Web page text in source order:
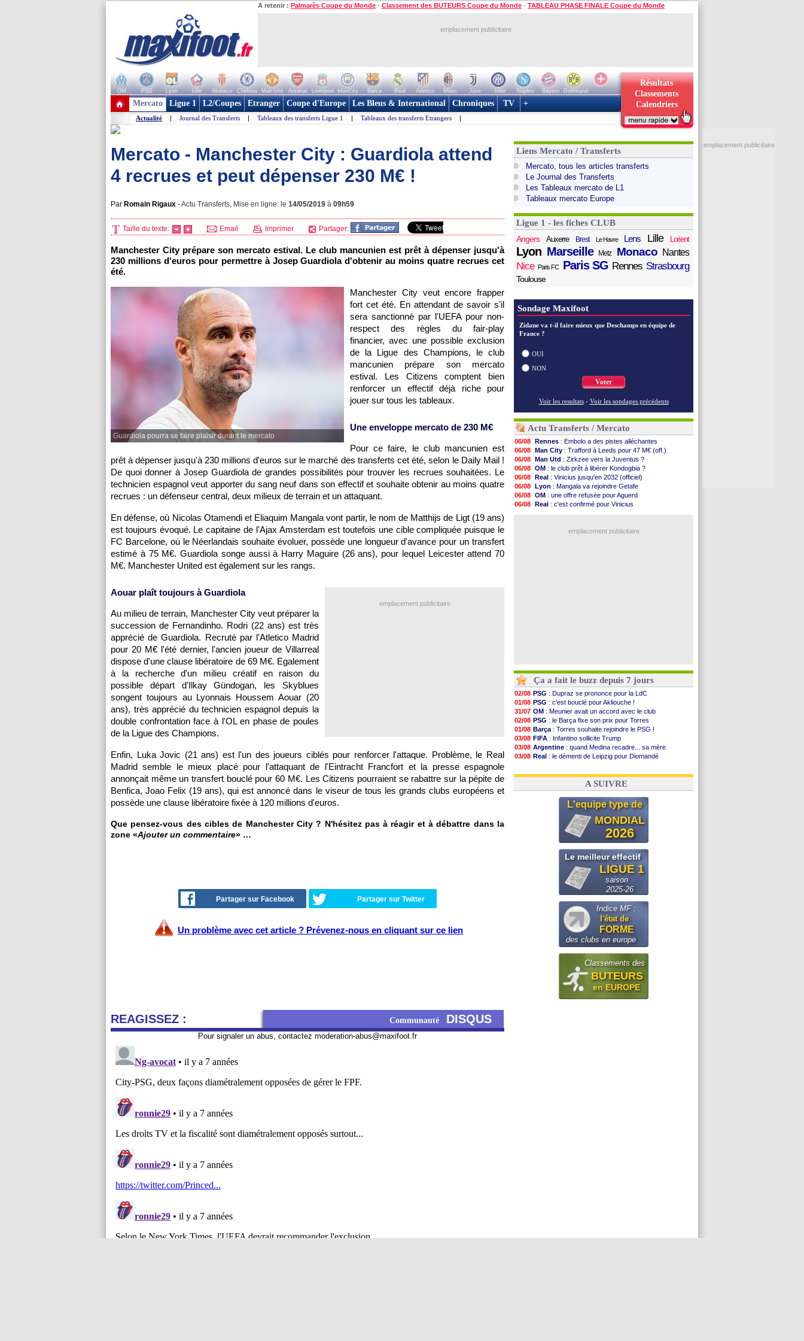
A retenir : Palmarès Coupe du Monde - Classement des BUTEURS Coupe du Monde - TABLEAU PHASE FINALE Coupe du Monde
emplacement publicitaire
OM PSG Lyon Lille Monaco Chelsea Man Utd Arsenal Liverpool ManCity Barca Real Atletico Milan Juve Inter Naples Bayern
Dortmund
+ de clubs
Résultats
Classements
Calendriers
Mercato Ligue 1 L2/Coupes Etranger Coupe d'Europe Les Bleus & International Chroniques TV +
Actualité | Journal des Transferts | Tableaux des transferts Ligue 1 | Tableaux des transferts Etrangers |
Mercato - Manchester City : Guardiola attend
4 recrues et peut dépenser 230 M€ !
Par Romain Rigaux -Actu Transferts, Mise en ligne: le 14/05/2019 à 09h59
Taille du texte: Email Imprimer Partager:
Manchester City prépare son mercato estival. Le club mancunien est prêt à dépenser jusqu'à
230 millions d'euros pour permettre à Josep Guardiola d'obtenir au moins quatre recrues cet
été.
Guardiola pourra se faire plaisir durant le mercato
Manchester City veut encore frapper
fort cet été. En attendant de savoir s'il
sera sanctionné par l'UEFA pour non-
respect des règles du fair-play
financier, avec une possible exclusion
de la Ligue des Champions, le club
mancunien prépare son mercato
estival. Les Citizens comptent bien
renforcer un effectif déjà riche pour
jouer sur tous les tableaux.
Une enveloppe mercato de 230 M€
Pour ce faire, le club mancunien est
prêt à dépenser jusqu'à 230 millions d'euros sur le marché des transferts cet été, selon le Daily Mail !
De quoi donner à Josep Guardiola de grandes possibilités pour trouver les recrues souhaitées. Le
technicien espagnol veut apporter du sang neuf dans son effectif et souhaite obtenir au moins quatre
recrues : un défenseur central, deux milieux de terrain et un attaquant.
En défense, où Nicolas Otamendi et Eliaquim Mangala vont partir, le nom de Matthijs de Ligt (19 ans)
est toujours évoqué. Le capitaine de l'Ajax Amsterdam est toutefois une cible compliquée puisque le
FC Barcelone, où le Néerlandais souhaite évoluer, possède une longueur d'avance pour un transfert
estimé à 75 M€. Guardiola songe aussi à Harry Maguire (26 ans), pour lequel Leicester attend 70
M€. Manchester United est également sur les rangs.
emplacement publicitaire
Aouar plaît toujours à Guardiola
Au milieu de terrain, Manchester City veut préparer la
succession de Fernandinho. Rodri (22 ans) est très
apprécié de Guardiola. Recruté par l'Atletico Madrid
pour 20 M€ l'été dernier, l'ancien joueur de Villarreal
dispose d'une clause libératoire de 69 M€. Egalement
à la recherche d'un milieu créatif en raison du
possible départ d'Ilkay Gündogan, les Skyblues
songent toujours au Lyonnais Houssem Aouar (20
ans), très apprécié du technicien espagnol depuis la
double confrontation face à l'OL en phase de poules
de la Ligue des Champions.
Enfin, Luka Jovic (21 ans) est l'un des joueurs ciblés pour renforcer l'attaque. Problème, le Real
Madrid semble le mieux placé pour l'attaquant de l'Eintracht Francfort et la presse espagnole
annonçait même un transfert bouclé pour 60 M€. Les Citizens pourraient se rabattre sur la pépite de
Benfica, Joao Felix (19 ans), qui est annoncé dans le viseur de tous les grands clubs européens et
possède une clause libératoire fixée à 120 millions d'euros.
Que pensez-vous des cibles de Manchester City ? N'hésitez pas à réagir et à débattre dans la
zone «Ajouter un commentaire» …
Partager sur Facebook Partager sur Twitter
Un problème avec cet article ? Prévenez-nous en cliquant sur ce lien
REAGISSEZ : Communauté DISQUS
Pour signaler un abus, contactez moderation-abus@maxifoot.fr
Liens Mercato / Transferts
Mercato, tous les articles transferts
Le Journal des Transferts
Les Tableaux mercato de L1
Tableaux mercato Europe
Ligue 1 - les fiches CLUB
Angers
Auxerre Brest Le Havre Lens Lille Lorient
Lyon Marseille Metz Monaco Nantes
Nice Paris FC Paris SG Rennes Strasbourg
Toulouse
Sondage Maxifoot
Zidane va t-il faire mieux que Deschamps en équipe de
France ?
OUI
NON
Voter
Voir les resultats - Voir les sondages précédents
Actu Transferts / Mercato
06/08 Rennes : Embolo a des pistes alléchantes
06/08 Man City : Trafford à Leeds pour 47 M€ (off.)
06/08 Man Utd : Zirkzee vers la Juventus ?
06/08 OM : le club prêt à libérer Kondogbia ?
06/08 Real : Vinicius jusqu'en 2032 (officiel)
06/08 Lyon : Mangala va rejoindre Getafe
06/08 OM : une offre refusée pour Aguerd
06/08 Real : c'est confirmé pour Vinicius
: une offre pour Bulka
emplacement publicitaire
Ça a fait le buzz depuis 7 jours
02/08 PSG : Dupraz se prononce pour la LdC
01/08 PSG : c'est bouclé pour Akliouche !
31/07 OM : Meunier avait un accord avec le club
02/08 PSG : le Barça fixe son prix pour Torres
01/08 Barça : Torres souhaite rejoindre le PSG !
03/08 FIFA : Infantino sollicite Trump
03/08 Argentine : quand Medina recadre... sa mère
03/08 Real : le démenti de Leipzig pour Diomandé
31/07 FIFA: le conseiller d'Infantino démissionne !
A SUIVRE
L'equipe type de
MONDIAL
2026
Le meilleur effectif
LIGUE 1
saison
2025-26
Indice MF :
l'état de
FORME
des clubs en europe
Classements des
BUTEURS
en EUROPE
emplacement publicitaire